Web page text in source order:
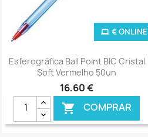
Ver+
Esferográfica Ball Point BIC Cristal
Soft Vermelho 50un
16,60 €
 COMPRAR
€ ONLINE